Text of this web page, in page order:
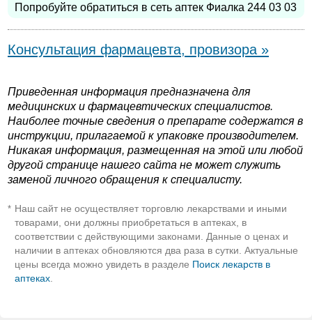
Попробуйте обратиться в сеть аптек Фиалка 244 03 03
Консультация фармацевта, провизора »
Приведенная информация предназначена для
медицинских и фармацевтических специалистов.
Наиболее точные сведения о препарате содержатся в
инструкции, прилагаемой к упаковке производителем.
Никакая информация, размещенная на этой или любой
другой странице нашего сайта не может служить
заменой личного обращения к специалисту.
* Наш сайт не осуществляет торговлю лекарствами и иными
товарами, они должны приобретаться в аптеках, в
соответствии с действующими законами. Данные о ценах и
наличии в аптеках обновляются два раза в сутки. Актуальные
цены всегда можно увидеть в разделе Поиск лекарств в
аптеках